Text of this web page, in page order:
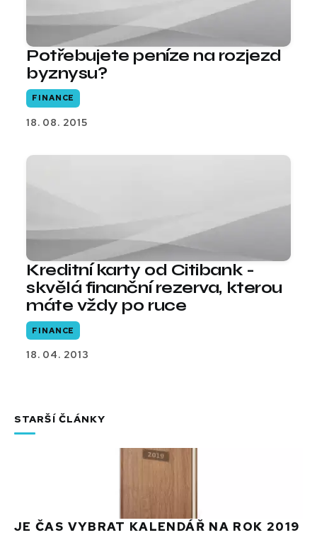
Potřebujete peníze na rozjezd
byznysu?
FINANCE
18. 08. 2015
Kreditní karty od Citibank -
skvělá finanční rezerva, kterou
máte vždy po ruce
FINANCE
18. 04. 2013
STARŠÍ ČLÁNKY
JE ČAS VYBRAT KALENDÁŘ NA ROK 2019